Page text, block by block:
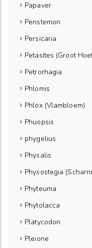
Papaver
Penstemon
Persicaria
Petasites (Groot
Petrorhagia
Phlomis
Phlox (Vlambloem)
Phuopsis
phygelius
Physalis
Physostegia
Phyteuma
Phytolacca
Platycodon
Pleione